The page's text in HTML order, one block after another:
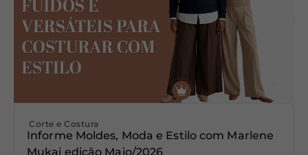
Corte e Costura
Informe Moldes, Moda e Estilo com Marlene
Mukai edição Maio/2026